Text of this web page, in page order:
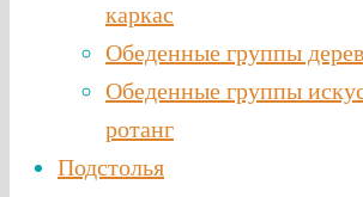
каркас
Обеденные группы
Обеденные группы
ротанг
Подстолья